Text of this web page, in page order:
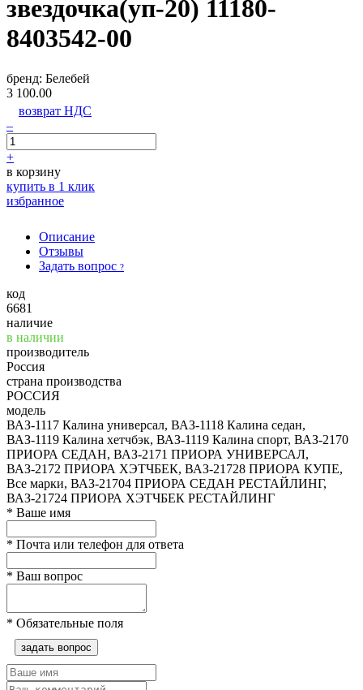
звездочка(уп-20) 11180-
8403542-00
бренд: Белебей
3 100.00
возврат НДС
–
+
в корзину
купить в 1 клик
избранное
Описание
Отзывы
Задать вопрос ?
код
6681
наличие
в наличии
производитель
Россия
страна производства
РОССИЯ
модель
ВАЗ-1117 Калина универсал, ВАЗ-1118 Калина седан,
ВАЗ-1119 Калина хетчбэк, ВАЗ-1119 Калина спорт, ВАЗ-2170
ПРИОРА СЕДАН, ВАЗ-2171 ПРИОРА УНИВЕРСАЛ,
ВАЗ-2172 ПРИОРА ХЭТЧБЕК, ВАЗ-21728 ПРИОРА КУПЕ,
Все марки, ВАЗ-21704 ПРИОРА СЕДАН РЕСТАЙЛИНГ,
ВАЗ-21724 ПРИОРА ХЭТЧБЕК РЕСТАЙЛИНГ
* Ваше имя
* Почта или телефон для ответа
* Ваш вопрос
* Обязательные поля
задать вопрос